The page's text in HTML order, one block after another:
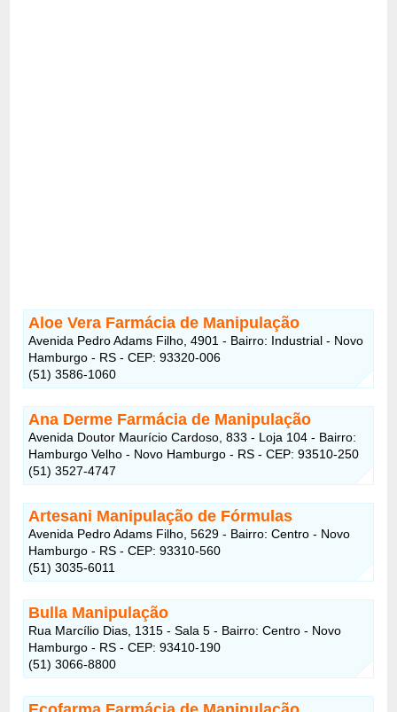
Aloe Vera Farmácia de Manipulação
Avenida Pedro Adams Filho, 4901 - Bairro: Industrial - Novo
Hamburgo - RS - CEP: 93320-006
(51) 3586-1060
Ana Derme Farmácia de Manipulação
Avenida Doutor Maurício Cardoso, 833 - Loja 104 - Bairro:
Hamburgo Velho - Novo Hamburgo - RS - CEP: 93510-250
(51) 3527-4747
Artesani Manipulação de Fórmulas
Avenida Pedro Adams Filho, 5629 - Bairro: Centro - Novo
Hamburgo - RS - CEP: 93310-560
(51) 3035-6011
Bulla Manipulação
Rua Marcílio Dias, 1315 - Sala 5 - Bairro: Centro - Novo
Hamburgo - RS - CEP: 93410-190
(51) 3066-8800